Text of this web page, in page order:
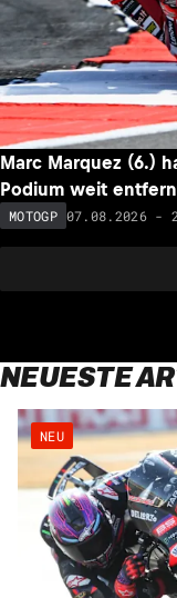
Marc Marquez (6.)
Podium weit
MOTOGP 07.08.2026 -
NEUESTE
NEU